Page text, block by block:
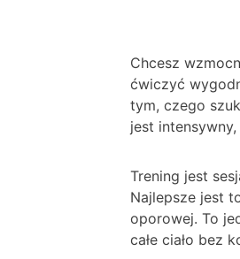
Chcesz
ćwiczyć
tym, czego
jest
Trening jest
Najlepsze jest
oporowej. To
całe ciało bez